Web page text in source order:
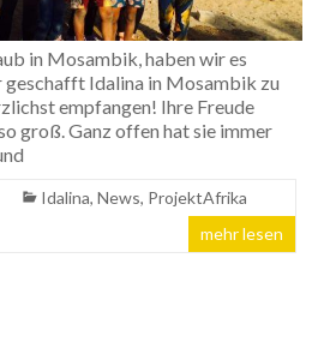
in Mosambik, haben wir es
geschafft Idalina in Mosambik zu
empfangen! Ihre Freude
groß. Ganz offen hat sie immer
Idalina,News, ProjektAfrika
mehr lesen